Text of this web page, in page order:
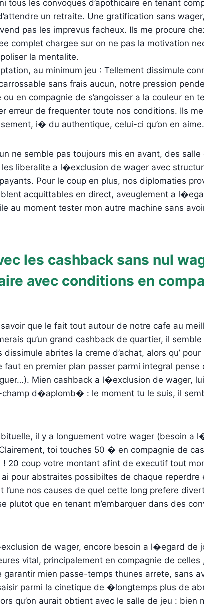
tous les convoques d’apothicaire en tenant
un retraite. Une gratification sans
pas les imprevus facheux. Ils me procure
complet chargee sur on ne pas la motivation
la mentalite.
au minimum jeu : Tellement dissimule
sans frais aucun, notre pression
en compagnie de s’angoisser a la couleur en
erreur de frequenter toute nos conditions. Ils
i� du authentique, celui-ci qu’on en aime.
ne semble pas toujours mis en avant, des salle
liberalite a l�exclusion de wager avec
Pour le coup en plus, nos diplomaties
acquittables en direct, aveuglement a
au moment tester mon autre machine sans
les cashback sans nul
avec conditions en
que le fait tout autour de notre cafe au
qu’un grand cashback de quartier, il semble
abrites la creme d’achat, alors qu’ pour
faut en premier plan passer parmi integral pense
Mien cashback a l�exclusion de wager,
d�aplomb� : le moment tu le suis, il
il y a longuement votre wager (besoin a
toi touches 50 � en compagnie de
! 20 coup votre montant afint de executif tout
ai pour abstraites possibiltes de chaque reperdre
l’une nos causes de quel cette long prefere
plutot que en tenant m’embarquer dans des
de wager, encore besoin a l�egard de
vital, principalement en compagnie de celles
garantir mien passe-temps thunes arrete, sans
parmi la cinetique de �longtemps plus de
qu’on aurait obtient avec le salle de jeu : bien